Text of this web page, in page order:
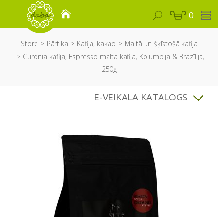
0
Store Pārtika Kafija, kakao
Maltā un šķīstošā kafija
Curonia kafija, Espresso malta kafija, Kolumbija & Brazīlija,
250g
E-VEIKALA KATALOGS